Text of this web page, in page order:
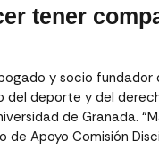
tener
y socio
del deporte y del
de Granada.
de Apoyo Comisión